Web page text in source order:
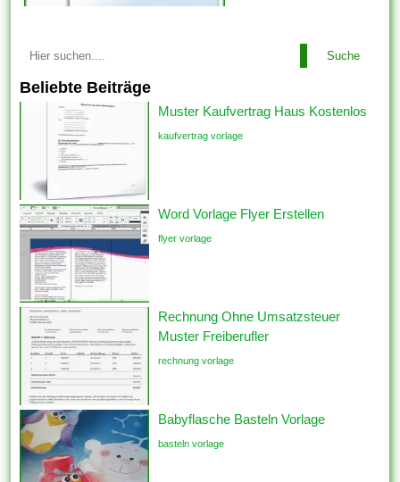
Suche
Beliebte Beiträge
Muster Kaufvertrag Haus Kostenlos
kaufvertrag vorlage
Word Vorlage Flyer Erstellen
flyer vorlage
Rechnung Ohne Umsatzsteuer
Muster Freiberufler
rechnung vorlage
Babyflasche Basteln Vorlage
basteln vorlage